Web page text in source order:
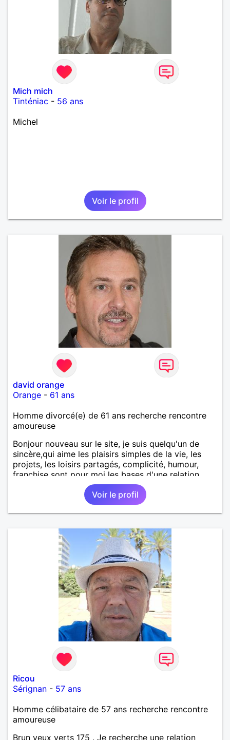
Mich mich
Tinténiac - 56 ans
Michel
Voir le profil
david orange
Orange - 61 ans
Homme divorcé(e) de 61 ans recherche rencontre
amoureuse
Bonjour nouveau sur le site, je suis quelqu'un de
sincère,qui aime les plaisirs simples de la vie, les
projets, les loisirs partagés, complicité, humour,
franchise sont pour moi les bases d'une relation.
Voir le profil
Ricou
Sérignan - 57 ans
Homme célibataire de 57 ans recherche rencontre
amoureuse
Brun yeux verts 175 . Je recherche une relation